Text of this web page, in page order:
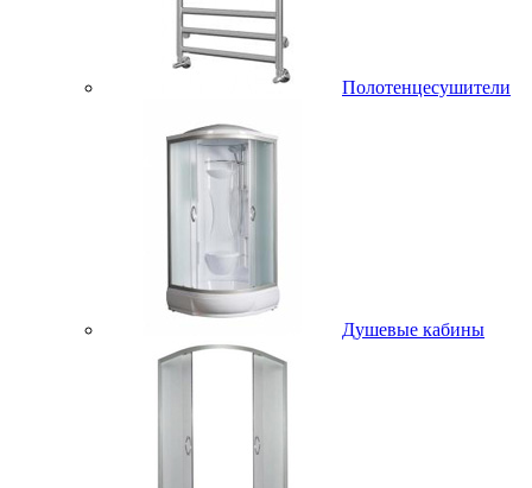
Полотенцесушители
Душевые кабины